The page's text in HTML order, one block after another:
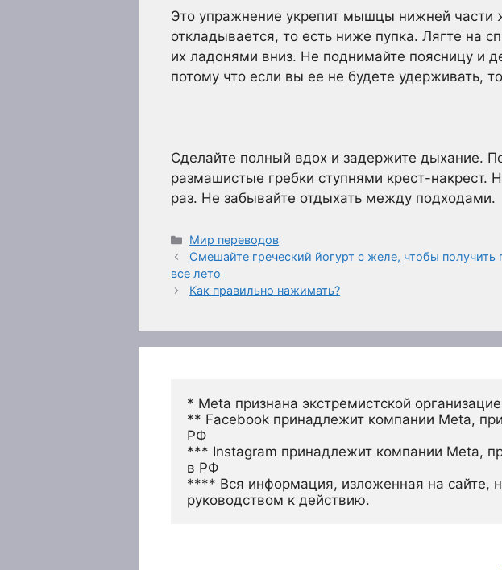
Это упражнение укрепит мышцы нижней части
откладывается, то есть ниже пупка. Лягте на
их ладонями вниз. Не поднимайте поясницу и
потому что если вы ее не будете удерживать,
Сделайте полный вдох и задержите дыхание.
размашистые гребки ступнями крест-
раз. Не забывайте отдыхать между подходами.
Рубрики
Мир переводов
Смешайте греческий йогурт с желе, чтобы получить
все лето
Как правильно нажимать?
* Meta признана экстремистской
** Facebook принадлежит компании Meta,
РФ
*** Instagram принадлежит компании Meta,
в РФ
**** Вся информация, изложенная на сайте,
руководством к действию.